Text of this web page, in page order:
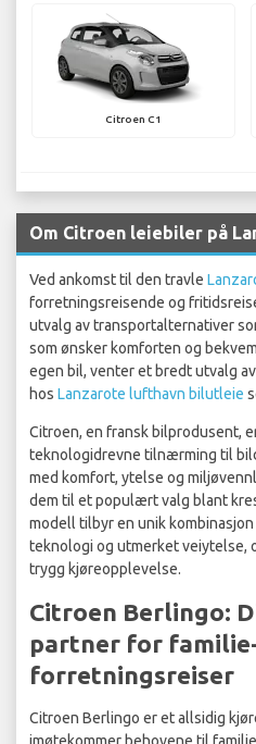
Citroen C1
Om Citroen leiebiler på
Ved ankomst til den travle
forretningsreisende og
utvalg av transportalternativer
som ønsker komforten og
egen bil, venter et bredt utvalg
hos Lanzarote lufthavn bilutleie
Citroen, en fransk bilprodusent,
teknologidrevne tilnærming til
med komfort, ytelse og
dem til et populært valg blant
modell tilbyr en unik
teknologi og utmerket veiytelse,
trygg kjøreopplevelse.
Citroen Berlingo:
partner for
forretningsreiser
Citroen Berlingo er et allsidig